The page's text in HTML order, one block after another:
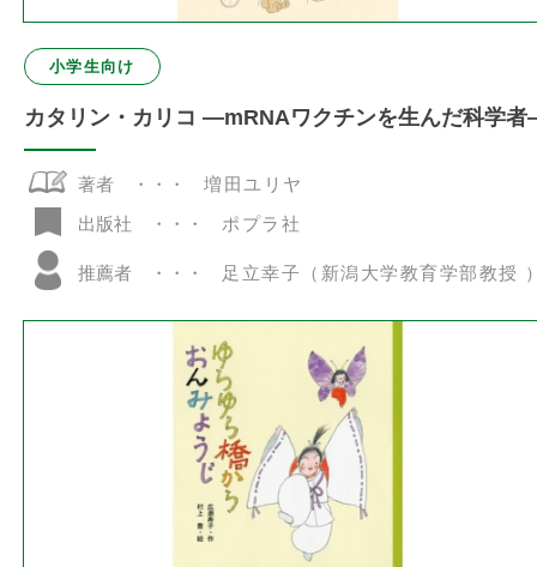
小学生向け
カタリン・カリコ ―mRNAワクチンを生んだ科学
著者
増田ユリヤ
出版社
ポプラ社
推薦者 足立幸子（新潟大学教育学部教授